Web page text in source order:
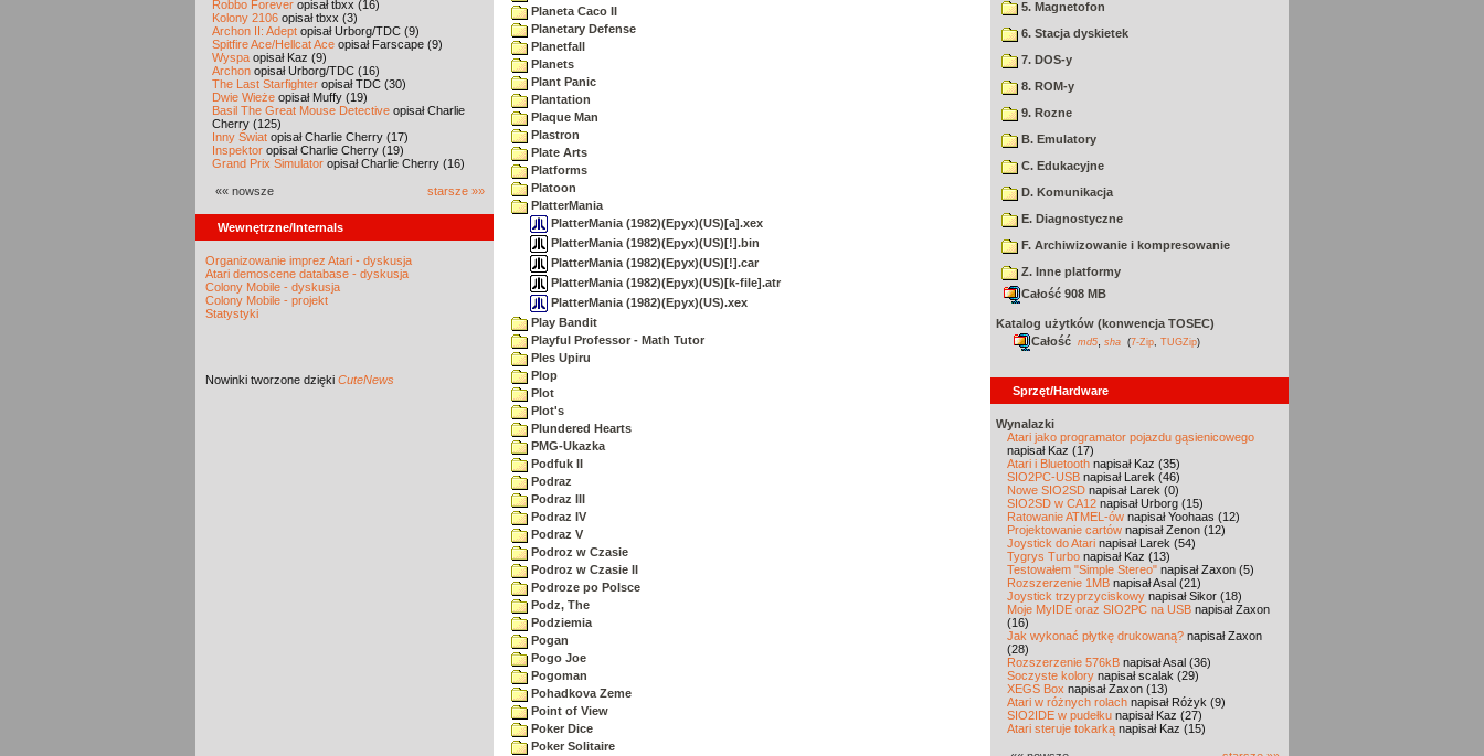
Robbo Forever opisał tbxx (16)
Kolony 2106 opisał tbxx (3)
Archon II: Adept opisał Urborg/TDC (9)
Spitfire Ace/Hellcat Ace opisał Farscape (9)
Wyspa opisał Kaz (9)
Archon opisał Urborg/TDC (16)
The Last Starfighter opisał TDC (30)
Dwie Wieże opisał Muffy (19)
Basil The Great Mouse Detective opisał Charlie
Cherry (125)
Inny Świat opisał Charlie Cherry (17)
Inspektor opisał Charlie Cherry (19)
Grand Prix Simulator opisał Charlie Cherry (16)
«« nowsze starsze »»
Wewnętrzne/Internals
Organizowanie imprez Atari - dyskusja
Atari demoscene database - dyskusja
Colony Mobile - dyskusja
Colony Mobile - projekt
Statystyki
Nowinki tworzone dzięki CuteNews
Planeta Caco II
Planetary Defense
Planetfall
Planets
Plant Panic
Plantation
Plaque Man
Plastron
Plate Arts
Platforms
Platoon
PlatterMania
PlatterMania (1982)(Epyx)(US)[a].xex
PlatterMania (1982)(Epyx)(US)[!].bin
PlatterMania (1982)(Epyx)(US)[!].car
PlatterMania (1982)(Epyx)(US)[k-file].atr
PlatterMania (1982)(Epyx)(US).xex
Play Bandit
Playful Professor - Math Tutor
Ples Upiru
Plop
Plot
Plot's
Plundered Hearts
PMG-Ukazka
Podfuk II
Podraz
Podraz III
Podraz IV
Podraz V
Podroz w Czasie
Podroz w Czasie II
Podroze po Polsce
Podz, The
Podziemia
Pogan
Pogo Joe
Pogoman
Pohadkova Zeme
Point of View
Poker Dice
Poker Solitaire
5. Magnetofon
6. Stacja dyskietek
7. DOS-y
8. ROM-y
9. Rozne
B. Emulatory
C. Edukacyjne
D. Komunikacja
E. Diagnostyczne
F. Archiwizowanie i kompresowanie
Z. Inne platformy
Całość 908 MB
Katalog użytków (konwencja TOSEC)
Całość md5 sha (7-Zip TUGZip)
Sprzęt/Hardware
Wynalazki
Atari jako programator pojazdu gąsienicowego
napisał Kaz (17)
Atari i Bluetooth napisał Kaz (35)
SIO2PC-USB napisał Larek (46)
Nowe SIO2SD napisał Larek (0)
SIO2SD w CA12 napisał Urborg (15)
Ratowanie ATMEL-ów napisał Yoohaas (12)
Projektowanie cartów napisał Zenon (12)
Joystick do Atari napisał Larek (54)
Tygrys Turbo napisał Kaz (13)
Testowałem "Simple Stereo" napisał Zaxon (5)
Rozszerzenie 1MB napisał Asal (21)
Joystick trzyprzyciskowy napisał Sikor (18)
Moje MyIDE oraz SIO2PC na USB napisał Zaxon
(16)
Jak wykonać płytkę drukowaną? napisał Zaxon
(28)
Rozszerzenie 576kB napisał Asal (36)
Soczyste kolory napisał scalak (29)
XEGS Box napisał Zaxon (13)
Atari w różnych rolach napisał Różyk (9)
SIO2IDE w pudełku napisał Kaz (27)
Atari steruje tokarką napisał Kaz (15)